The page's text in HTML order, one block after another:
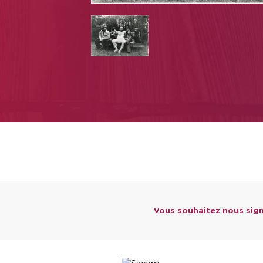
Vous souhaitez nous